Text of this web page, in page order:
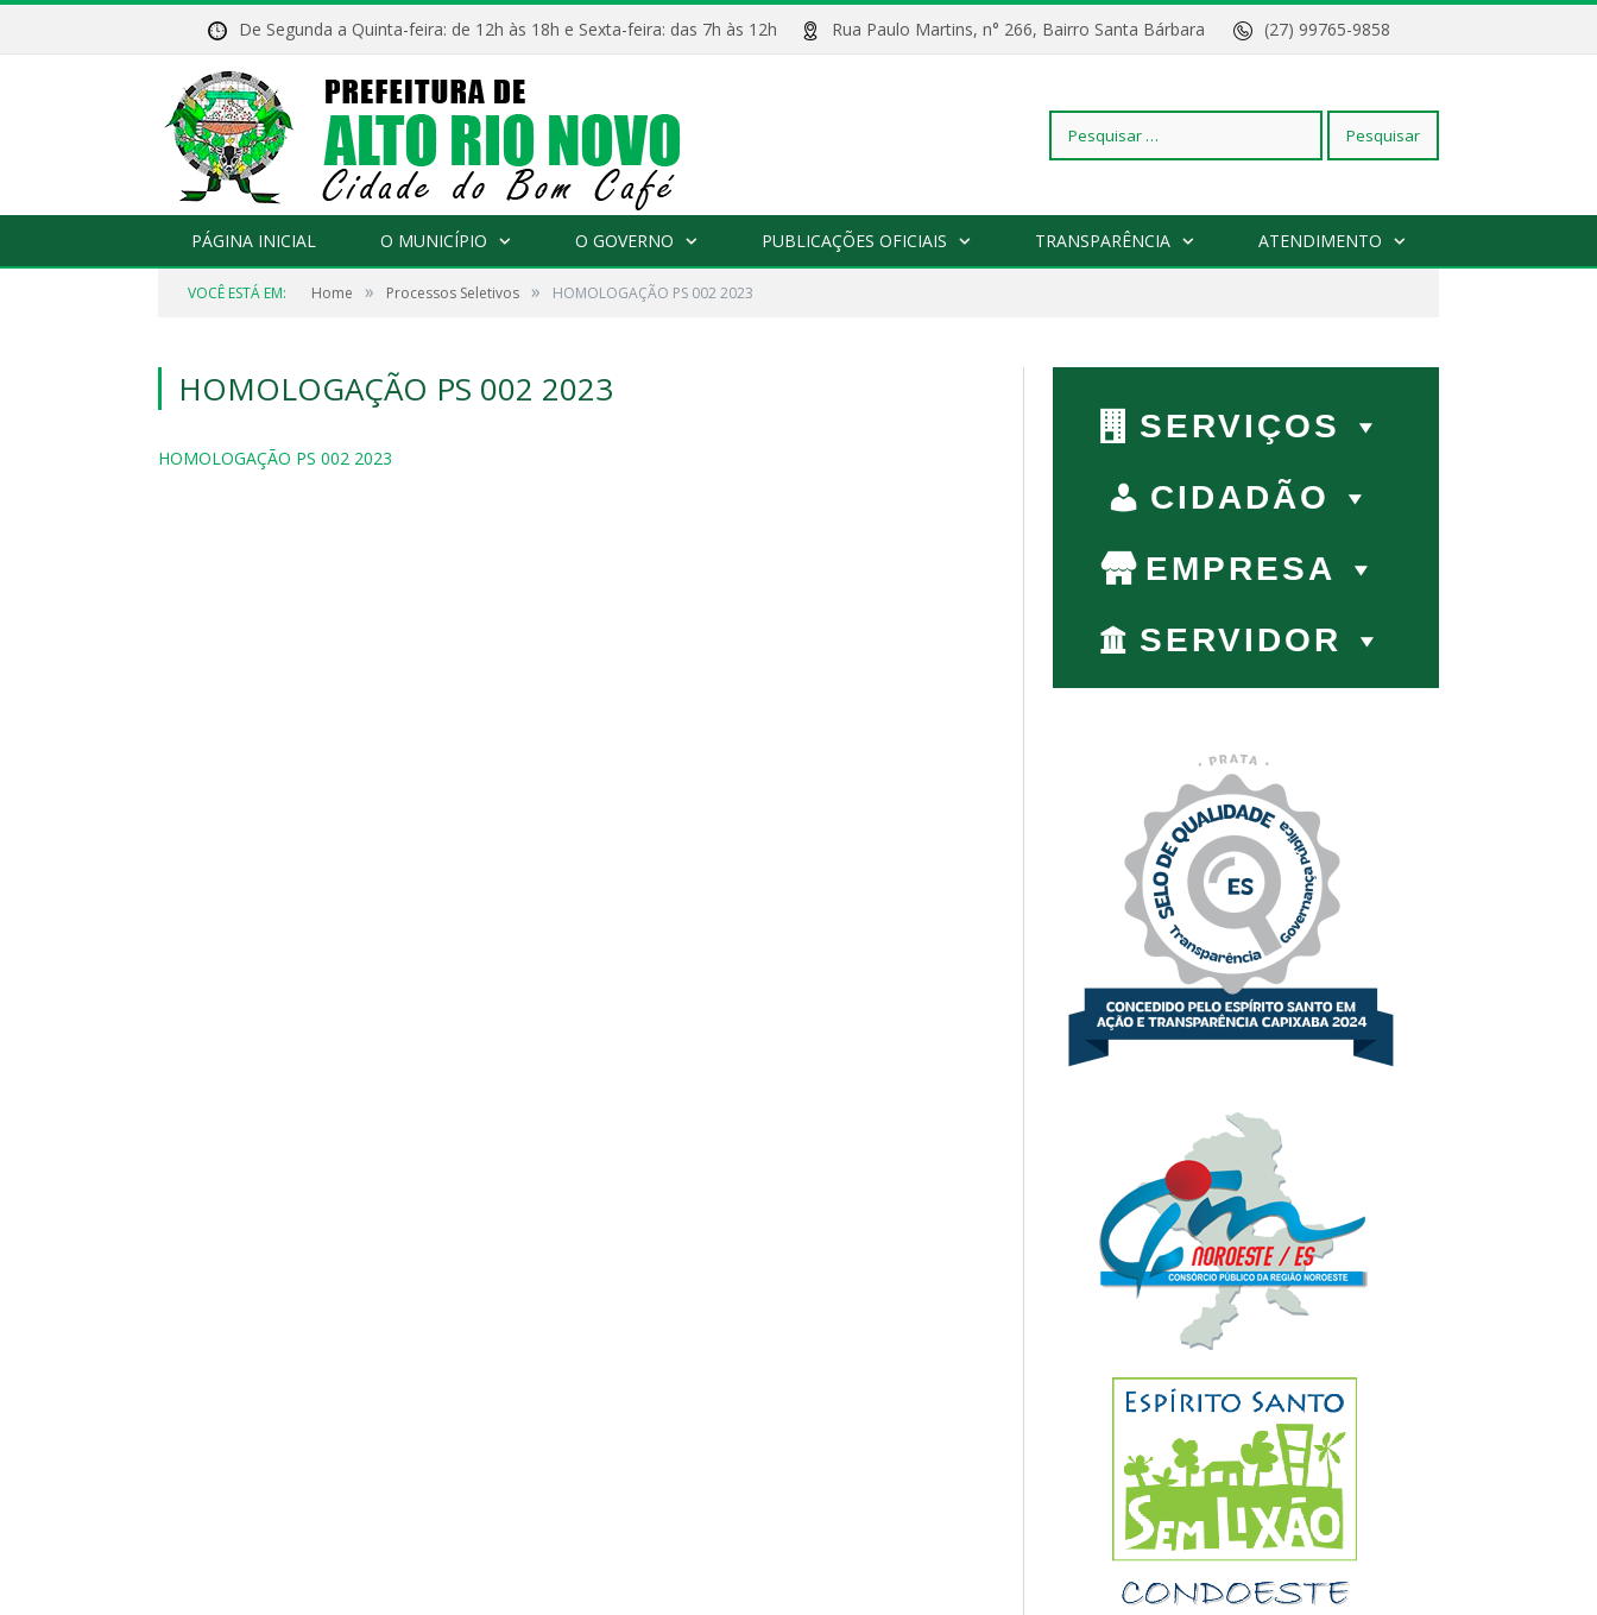
De Segunda a Quinta-feira: de 12h às 18h e Sexta-feira: das 7h às 12h Rua Paulo Martins, n° 266, Bairro Santa Bárbara (27) 99765-9858
Pesquisar
PÁGINA INICIAL O MUNICÍPIO O GOVERNO PUBLICAÇÕES OFICIAIS TRANSPARÊNCIA ATENDIMENTO
VOCÊ ESTÁ EM: Home » Processos Seletivos » HOMOLOGAÇÃO PS 002 2023
HOMOLOGAÇÃO PS 002 2023
HOMOLOGAÇÃO PS 002 2023
SERVIÇOS
CIDADÃO
EMPRESA
SERVIDOR